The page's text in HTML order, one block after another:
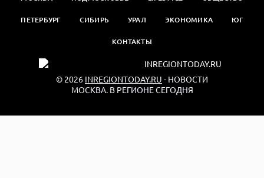
ПЕТЕРБУРГ СИБИРЬ УРАЛ ЭКОНОМИКА ЮГ
КОНТАКТЫ
© 2026 INREGIONTODAY.RU - НОВОСТИ
МОСКВА. В РЕГИОНЕ СЕГОДНЯ